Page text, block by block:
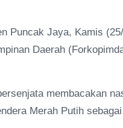
Puncak Jaya, Kamis
Daerah
membacakan
Merah Putih